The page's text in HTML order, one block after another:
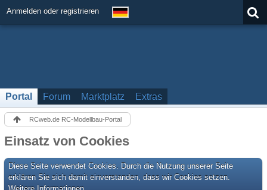
Anmelden oder registrieren
Portal Forum Marktplatz Extras
RCweb.de RC-Modellbau-Portal
Einsatz von Cookies
Diese Seite verwendet Cookies. Durch die Nutzung unserer Seite
erklären Sie sich damit einverstanden, dass wir Cookies setzen.